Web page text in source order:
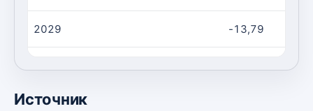
2029 -13,79
Источник